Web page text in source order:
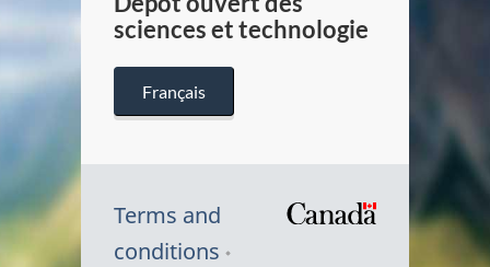
sciences et technologie
Français
Terms and
conditions